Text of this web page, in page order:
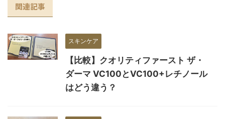
関連記事
スキンケア
【比較】クオリティファースト ザ・
ダーマ VC100とVC100+レチノール
はどう違う？